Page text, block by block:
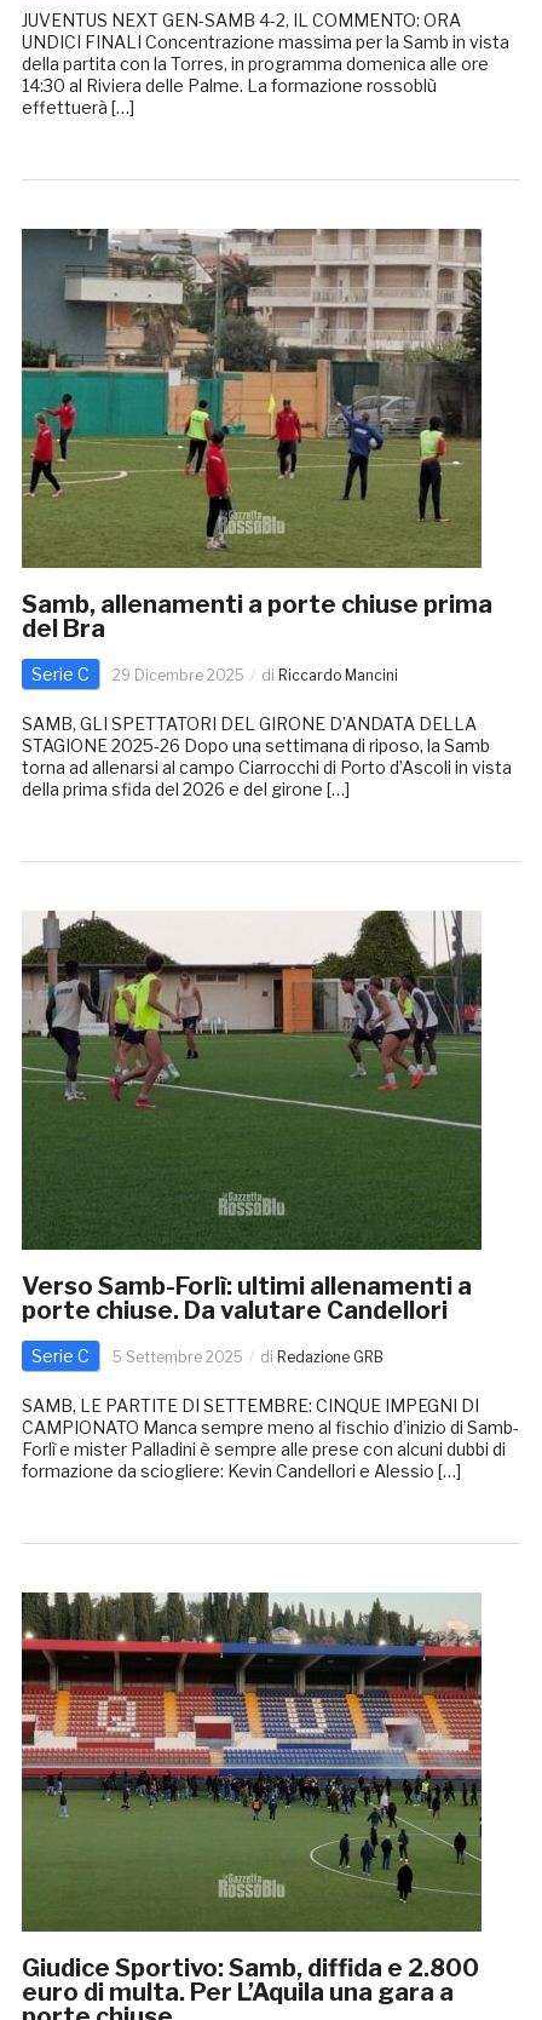
JUVENTUS NEXT GEN-SAMB 4-2, IL COMMENTO: ORA
UNDICI FINALI Concentrazione massima per la Samb in vista
della partita con la Torres, in programma domenica alle ore
14:30 al Riviera delle Palme. La formazione rossoblù
effettuerà […]
Samb, allenamenti a porte chiuse prima
del Bra
Serie C 29 Dicembre 2025 di Riccardo Mancini
SAMB, GLI SPETTATORI DEL GIRONE D’ANDATA DELLA
STAGIONE 2025-26 Dopo una settimana di riposo, la Samb
torna ad allenarsi al campo Ciarrocchi di Porto d’Ascoli in vista
della prima sfida del 2026 e del girone […]
Verso Samb-Forlì: ultimi allenamenti a
porte chiuse. Da valutare Candellori
Serie C 5 Settembre 2025 di Redazione GRB
SAMB, LE PARTITE DI SETTEMBRE: CINQUE IMPEGNI DI
CAMPIONATO Manca sempre meno al fischio d’inizio di Samb-
Forlì e mister Palladini è sempre alle prese con alcuni dubbi di
formazione da sciogliere: Kevin Candellori e Alessio […]
Giudice Sportivo: Samb, diffida e 2.800
euro di multa. Per L’Aquila una gara a